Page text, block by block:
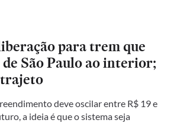
para trem que
São Paulo ao interior;
trajeto
deve oscilar entre R$ 19 e
a ideia é que o sistema seja